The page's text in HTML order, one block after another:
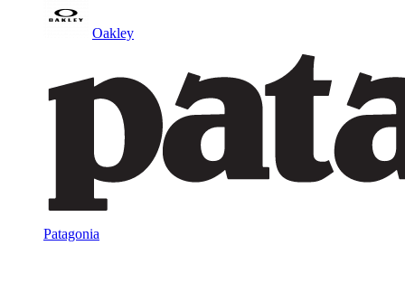
Oakley
Patagonia